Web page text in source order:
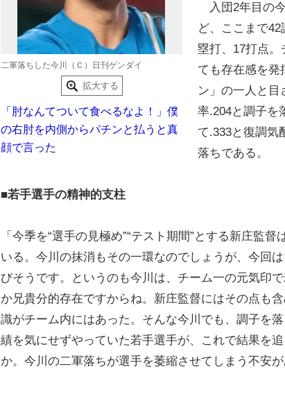
二軍落ちした今川（Ｃ）日刊ゲンダイ
拡大する
「肘なんてついて食べるなよ！」僕
の右肘を内側からパチンと払うと真
顔で言った
入団2年目の
ど、ここまで
塁打、17打点。
ても存在感を発
ン」の一人と目
率.204と調子を
て.333と復調気
落ちである。
■若手選手の精神的支柱
「今季を“選手の見極め”“テスト期間”とする新庄監
いる。今川の抹消もその一環なのでしょうが、今回
びそうです。というのも今川は、チーム一の元気印
か兄貴分的存在ですからね。新庄監督にはその点も
識がチーム内にはあった。そんな今川でも、調子を
績を気にせずやっていた若手選手が、これで結果を
か。今川の二軍落ちが選手を萎縮させてしまう不安が